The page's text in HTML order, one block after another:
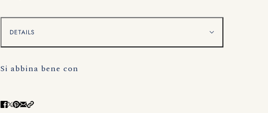
DETAILS
Si abbina bene con